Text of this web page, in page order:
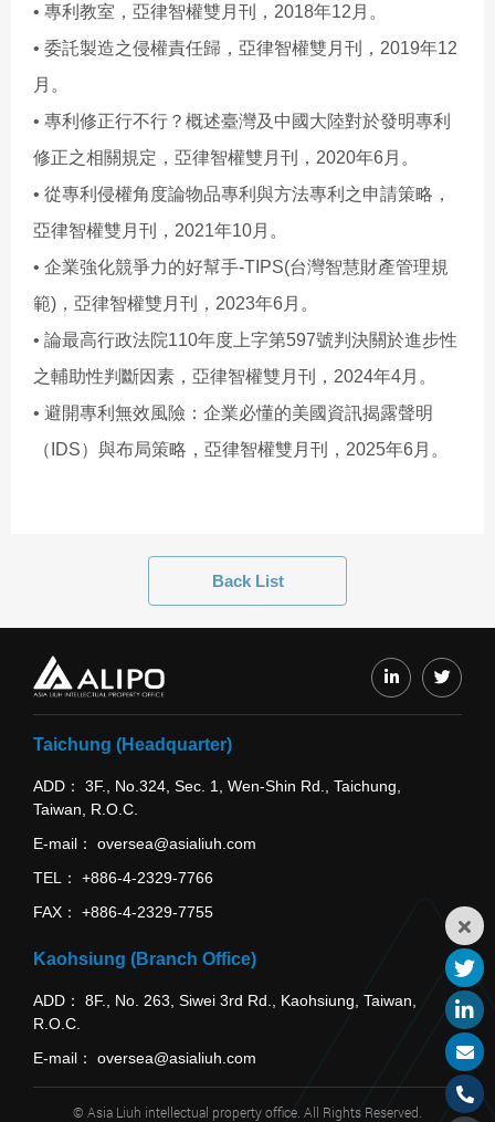
• 專利教室，亞律智權雙月刊，2018年12月。
• 委託製造之侵權責任歸，亞律智權雙月刊，2019年12
月。
• 專利修正行不行？概述臺灣及中國大陸對於發明專利
修正之相關規定，亞律智權雙月刊，2020年6月。
• 從專利侵權角度論物品專利與方法專利之申請策略，
亞律智權雙月刊，2021年10月。
• 企業強化競爭力的好幫手-TIPS(台灣智慧財產管理規
範)，亞律智權雙月刊，2023年6月。
• 論最高行政法院110年度上字第597號判決關於進步性
之輔助性判斷因素，亞律智權雙月刊，2024年4月。
• 避開專利無效風險：企業必懂的美國資訊揭露聲明
（IDS）與布局策略，亞律智權雙月刊，2025年6月。
Back List
Taichung (Headquarter)
ADD
3F., No.324, Sec. 1, Wen-Shin Rd., Taichung,
Taiwan, R.O.C.
E-mail
oversea@asialiuh.com
TEL
+886-4-2329-7766
FAX
+886-4-2329-7755
Kaohsiung (Branch Office)
ADD
8F., No. 263, Siwei 3rd Rd., Kaohsiung, Taiwan,
R.O.C.
E-mail
oversea@asialiuh.com
© Asia Liuh intellectual property office. All Rights Reserved.